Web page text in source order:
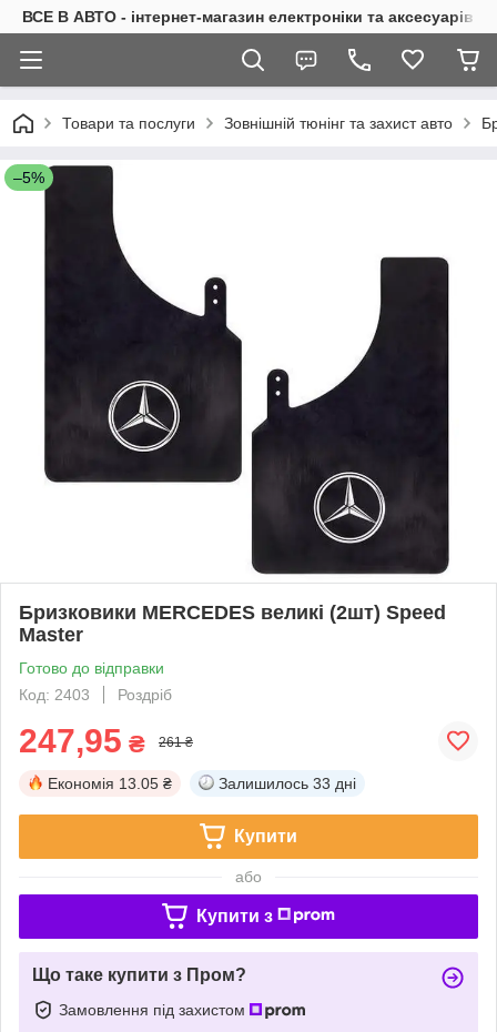
ВСЕ В АВТО - інтернет-магазин електроніки та аксесуарів в
Товари та послуги Зовнішній тюнінг та захист авто
–5%
Бризковики MERCEDES великі (2шт) Speed
Master
Готово до відправки
Код: 2403
Роздріб
247,95 ₴ 261 ₴
Економія 13.05 ₴ Залишилось 33 дні
Купити
або
Купити з
Що таке купити з Пром?
Замовлення під захистом